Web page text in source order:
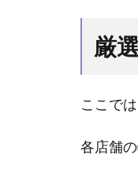
静岡
で当
名な
店
厳
ここで
各店舗